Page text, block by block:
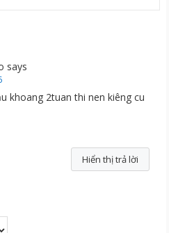
says
khoang 2tuan thi nen kiêng cu
Hiển thị trả lời